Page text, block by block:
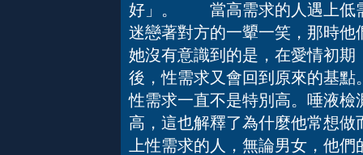
好」。 當高需求的人遇上低
迷戀著對方的一顰一笑，那時
她沒有意識到的是，在愛情初
後，性需求又會回到原來的基
性需求一直不是特別高。唾液
高，這也解釋了為什麼他常想
上性需求的人，無論男女，他